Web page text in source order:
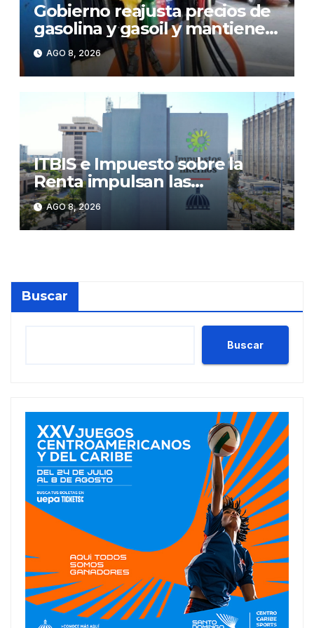
Gobierno reajusta precios de
gasolina y gasoil y mantiene
congelado el GLP
AGO 8, 2026
ITBIS e Impuesto sobre la
Renta impulsan las
recaudaciones de la DGII;
superan los RD$81,475
millones en julio
AGO 8, 2026
Buscar
Buscar